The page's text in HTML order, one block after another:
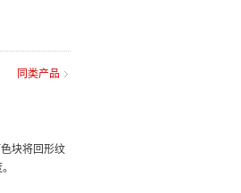
同类产品
块将回形纹